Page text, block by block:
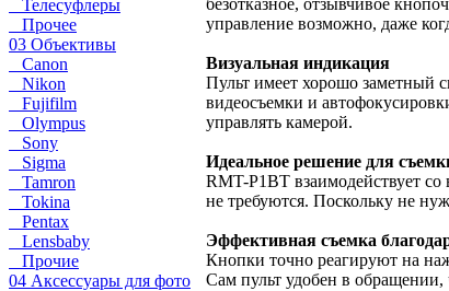
Телесуфлеры
Прочее
03 Объективы
Canon
Nikon
Fujifilm
Olympus
Sony
Sigma
Tamron
Tokina
Pentax
Lensbaby
Прочие
04 Аксессуары для фото
управление возможно, даже
Визуальная индикация
Пульт имеет хорошо заметный
видеосъемки и
управлять камерой.
Идеальное решение для
RMT-P1BT взаимодействует
не требуются. Поскольку не
Эффективная съемка
Кнопки точно реагируют на
Сам пульт удобен в